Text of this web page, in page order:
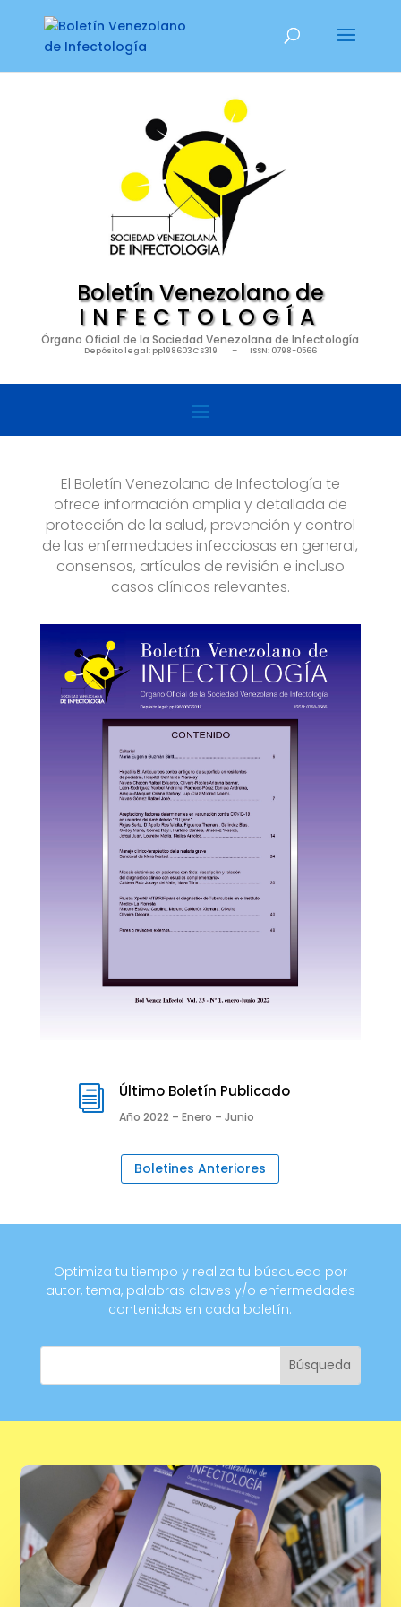
Boletín Venezolano de
INFECTOLOGÍA
Órgano Oficial de la Sociedad Venezolana de Infectología
Depósito legal: pp198603CS319 – ISSN: 0798-0566
El Boletín Venezolano de Infectología te
ofrece información amplia y detallada de
protección de la salud, prevención y control
de las enfermedades infecciosas en general,
consensos, artículos de revisión e incluso
casos clínicos relevantes.
i Último Boletín Publicado
Año 2022 – Enero – Junio
Boletines Anteriores
Optimiza tu tiempo y realiza tu búsqueda por
autor, tema, palabras claves y/o enfermedades
contenidas en cada boletín.